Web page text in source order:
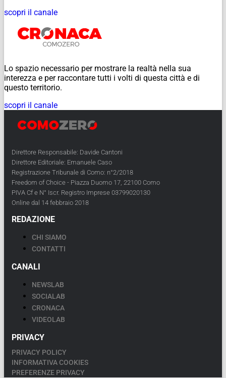
scopri il canale
Lo spazio necessario per mostrare la realtà nella sua
interezza e per raccontare tutti i volti di questa città e di
questo territorio.
scopri il canale
Direttore Responsabile: Davide Cantoni
Direttore Editoriale: Emanuele Caso
Registrazione Tribunale di Como: n°2/2018
Freedom of Choice - Piazza Duomo 17, 22100 Como
PIVA Cf e N° Iscr. Registro Imprese 03799020130
Online dal 14 febbraio 2018
REDAZIONE
CHI SIAMO
CONTATTI
CANALI
NEWSLAB
SOCIALAB
CRONACA
VIDEOLAB
PRIVACY
PRIVACY POLICY
INFORMATIVA COOKIES
PREFERENZE PRIVACY